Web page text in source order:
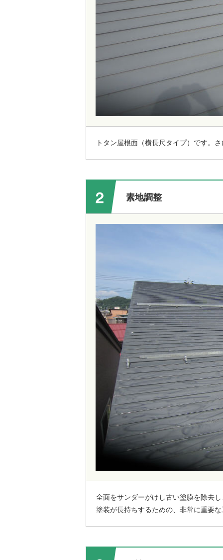
トタン屋根面（横長尺タイプ）です。
素地調整
全面をサンダーがけし古い塗膜を除去
塗装が長持ちするための、非常に重要